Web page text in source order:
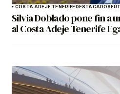
COSTA ADEJE TENERIFEDESTACADOS
Silvia Doblado pone fin a
al Costa Adeje Tenerife